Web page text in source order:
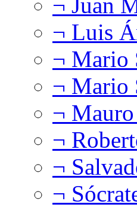
¬ Luis
¬ Mario
¬ Mario
¬
¬
¬
¬